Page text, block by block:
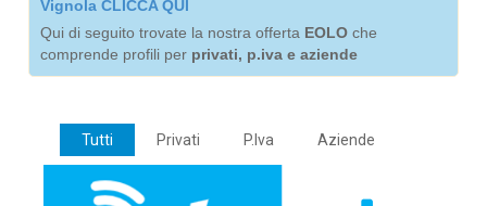
Vignola CLICCA QUI
Qui di seguito trovate la nostra offerta EOLO che
comprende profili per privati, p.iva e aziende
Tutti Privati P.Iva Aziende